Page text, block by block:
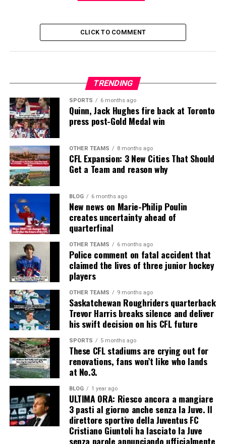
CLICK TO COMMENT
TRENDING
SPORTS 6 months ago
Quinn, Jack Hughes fire back at Toronto
press post-Gold Medal win
OTHER TEAMS 8 months ago
CFL Expansion: 3 New Cities That Should
Get a Team and reason why
BLOG 6 months ago
New news on Marie-Philip Poulin
creates uncertainty ahead of
quarterfinal
OTHER TEAMS 6 months ago
Police comment on fatal accident that
claimed the lives of three junior hockey
players
OTHER TEAMS 9 months ago
Saskatchewan Roughriders quarterback
Trevor Harris breaks silence and deliver
his swift decision on his CFL future
SPORTS 5 months ago
These CFL stadiums are crying out for
renovations, fans won’t like who lands
at No.3.
BLOG 1 year ago
ULTIMA ORA: Riesco ancora a mangiare
3 pasti al giorno anche senza la Juve. Il
direttore sportivo della Juventus FC
Cristiano Giuntoli ha lasciato la Juve
senza parole annunciando ufficialmente